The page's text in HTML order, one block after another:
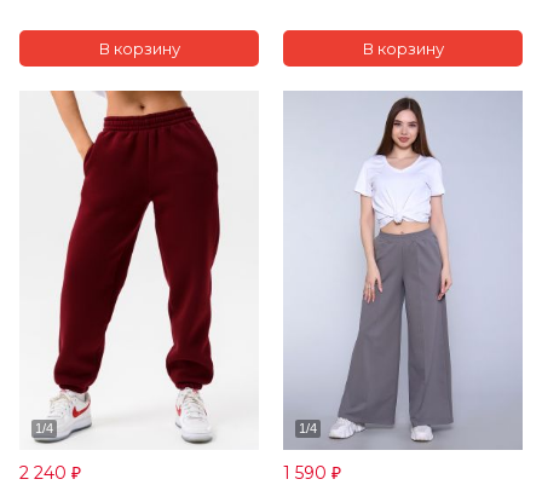
2 240 ₽ 1 590 ₽